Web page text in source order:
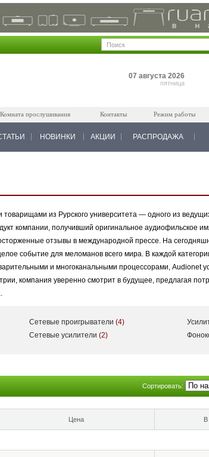
07 августа 2026
пятница
Комната прослушивания Контакты Режим работы
НОВИНКИ АКЦИИ РАСПРОДАЖА
из Рурского университета — одного из
компании, получивший оригинальное аудиофильское
отзывы в международной прессе. На
событие для меломанов всего мира. В каждой
и многоканальными процессорами, Audionet
компания уверенно смотрит в будущее, предлагая
Сетевые проигрыватели(4)
Сетевые усилители(2)
Сортировать:
Цена В